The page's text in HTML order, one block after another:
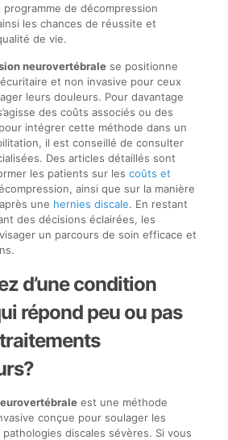
de décompression
les chances de réussite et
de vie.
neurovertébralese positionne
et non invasive pour ceux
leurs douleurs. Pour davantage
des coûts associés ou des
intégrer cette méthode dans un
il est conseillé de consulter
Des articles détaillés sont
les patients sur les coûts et
ainsi que sur la manière
une hernies discale. En restant
des décisions éclairées, les
un parcours de soin efficace et
d’une condition
répond peu ou pas
est une méthode
conçue pour soulager les
discales sévères. Si vous